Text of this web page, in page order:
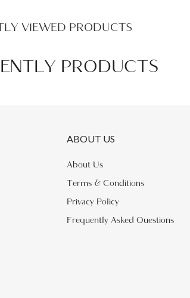
VIEWED PRODUCTS
PRODUCTS
ABOUT US
About Us
Terms & Conditions
Privacy Policy
Frequently Asked Questions